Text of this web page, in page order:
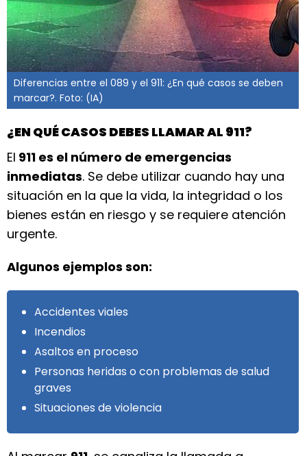
Diferencias entre el 089 y el 911: ¿En qué casos se deben
marcar?. Foto: (IA)
¿EN QUÉ CASOS DEBES LLAMAR AL 911?
El 911 es el número de emergencias
inmediatas. Se debe utilizar cuando hay una
situación en la que la vida, la integridad o los
bienes están en riesgo y se requiere atención
urgente.
Algunos ejemplos son:
Accidentes viales
Incendios
Asaltos en proceso
Personas heridas o con problemas de salud
graves
Situaciones de violencia